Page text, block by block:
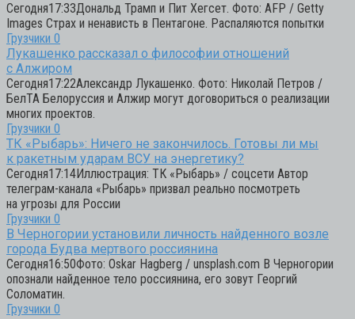
Сегодня17:33Дональд Трамп и Пит Хегсет. Фото: AFP / Getty
Images Страх и ненависть в Пентагоне. Распаляются попытки
Грузчики 0
Лукашенко рассказал о философии отношений
с Алжиром
Сегодня17:22Александр Лукашенко. Фото: Николай Петров /
БелТА Белоруссия и Алжир могут договориться о реализации
многих проектов.
Грузчики 0
ТК «Рыбарь»: Ничего не закончилось. Готовы ли мы
к ракетным ударам ВСУ на энергетику?
Сегодня17:14Иллюстрация: ТК «Рыбарь» / соцсети Автор
телеграм-канала «Рыбарь» призвал реально посмотреть
на угрозы для России
Грузчики 0
В Черногории установили личность найденного возле
города Будва мертвого россиянина
Сегодня16:50Фото: Oskar Hagberg / unsplash.com В Черногории
опознали найденное тело россиянина, его зовут Георгий
Соломатин.
Грузчики 0